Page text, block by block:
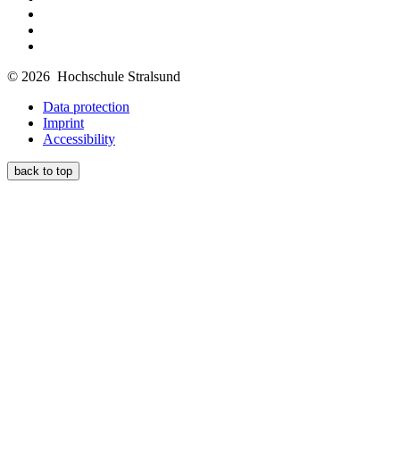
© 2026 Hochschule Stralsund
Data protection
Imprint
Accessibility
back to top